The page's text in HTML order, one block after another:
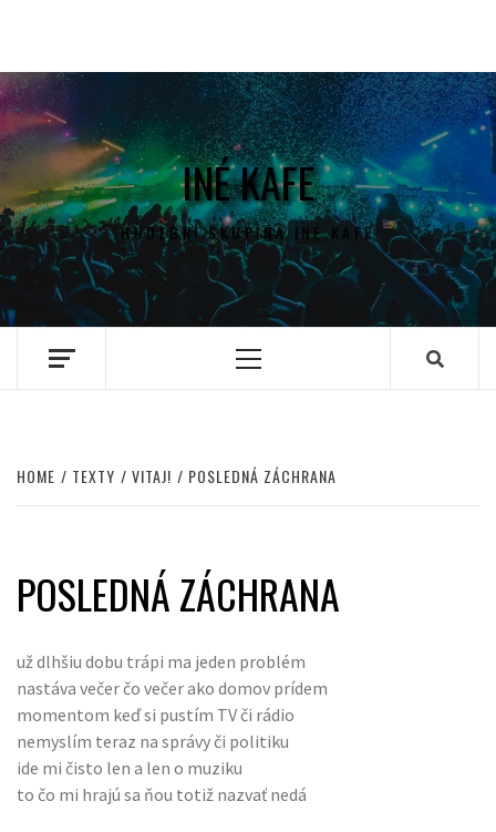
INÉ KAFE
HUDEBNÍ SKUPINA INÉ KAFE
Primary
HOME TEXTY VITAJ! POSLEDNÁ ZÁCHRANA
POSLEDNÁ ZÁCHRANA
už dlhšiu dobu trápi ma jeden problém
nastáva večer čo večer ako domov prídem
momentom keď si pustím TV či rádio
nemyslím teraz na správy či politiku
ide mi čisto len a len o muziku
to čo mi hrajú sa ňou totiž nazvať nedá